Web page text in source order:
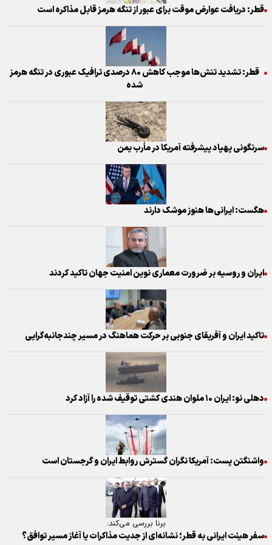
قطر: دریافت عوارض موقت برای عبور از تنگه هرمز قابل مذاکره است
قطر: تشدید تنش‌ها موجب کاهش ۸۰ درصدی ترافیک عبوری در تنگه هرمز
شده
سرنگونی پهپاد پیشرفته آمریکا در مأرب یمن
هگست: ایرانی‌ها هنوز موشک دارند
ایران و روسیه بر ضرورت معماری نوین امنیت جهان تاکید کردند
تاکید ایران و آفریقای جنوبی بر حرکت هماهنگ در مسیر چندجانبه‌گرایی
دهلی نو: ایران ۱۰ ملوان هندی کشتی توقیف شده را آزاد کرد
واشنگتن پست: آمریکا نگران گسترش روابط ایران و گرجستان است
برنا بررسی می‌کند:
سفر هیئت ایرانی به قطر؛ نشانه‌ای از جدیت مذاکرات یا آغاز مسیر توافق؟